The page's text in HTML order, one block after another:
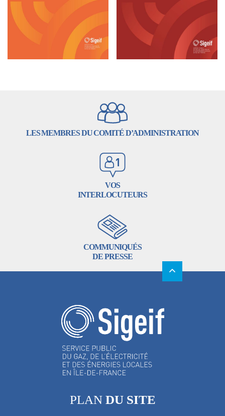
LES MEMBRES DU COMITÉ D’ADMINISTRATION
VOS
INTERLOCUTEURS
COMMUNIQUÉS
DE PRESSE
PLAN DU SITE